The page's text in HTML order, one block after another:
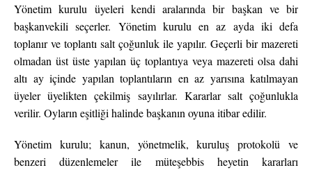
Yönetim kurulu üyeleri kendi aralarında bir başkan ve bir
başkanvekili seçerler. Yönetim kurulu en az ayda iki defa
toplanır ve toplantı salt çoğunluk ile yapılır. Geçerli bir mazereti
olmadan üst üste yapılan üç toplantıya veya mazereti olsa dahi
altı ay içinde yapılan toplantıların en az yarısına katılmayan
üyeler üyelikten çekilmiş sayılırlar. Kararlar salt çoğunlukla
verilir. Oyların eşitliği halinde başkanın oyuna itibar edilir.
Yönetim kurulu; kanun, yönetmelik, kuruluş protokolü ve
benzeri düzenlemeler ile müteşebbis heyetin kararları